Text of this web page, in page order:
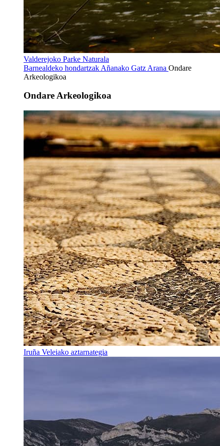
Valderejoko Parke Naturala
Barnealdeko hondartzak Añanako Gatz Arana Ondare
Arkeologikoa
Ondare Arkeologikoa
Iruña Veleiako aztarnategia